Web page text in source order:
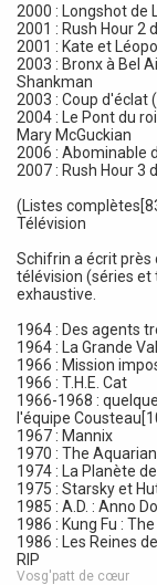
2000 : Longshot de
2001 : Rush Hour 2
2001 : Kate et
2003 : Bronx à Bel
Shankman
2003 : Coup
2004 : Le Pont du
Mary McGuckian
2006 : Abominable
2007 : Rush Hour 3
(Listes
Télévision
Schifrin a écrit
télévision (séries et
exhaustive.
1964 : Des agents
1964 : La Grande
1966 : Mission
1966 : T.H.E. Cat
1966-1968 :
l'équipe
1967 : Mannix
1970 : The
1974 : La Planète
1975 : Starsky et
1985 : A.D. : Anno
1986 : Kung Fu :
1986 : Les Reines
RIP
Vosg'patt de cœur